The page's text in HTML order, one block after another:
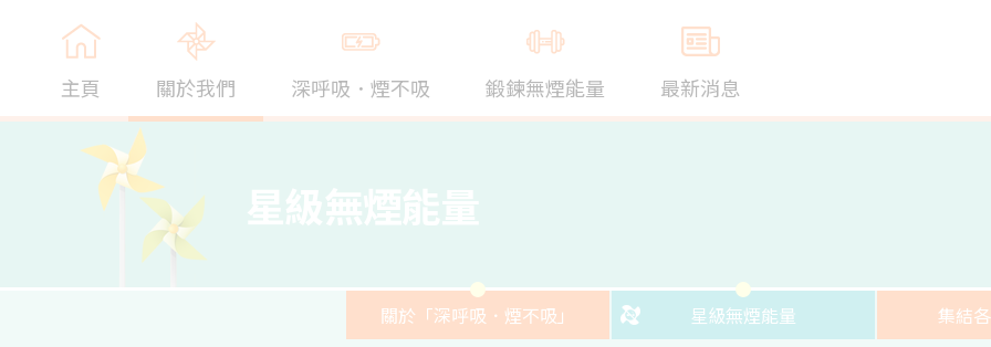
主頁 關於我們 深呼吸．煙不吸 鍛鍊無煙能量 最新消息
星級無煙能量
關於「深呼吸．煙不吸」 星級無煙能量 集結